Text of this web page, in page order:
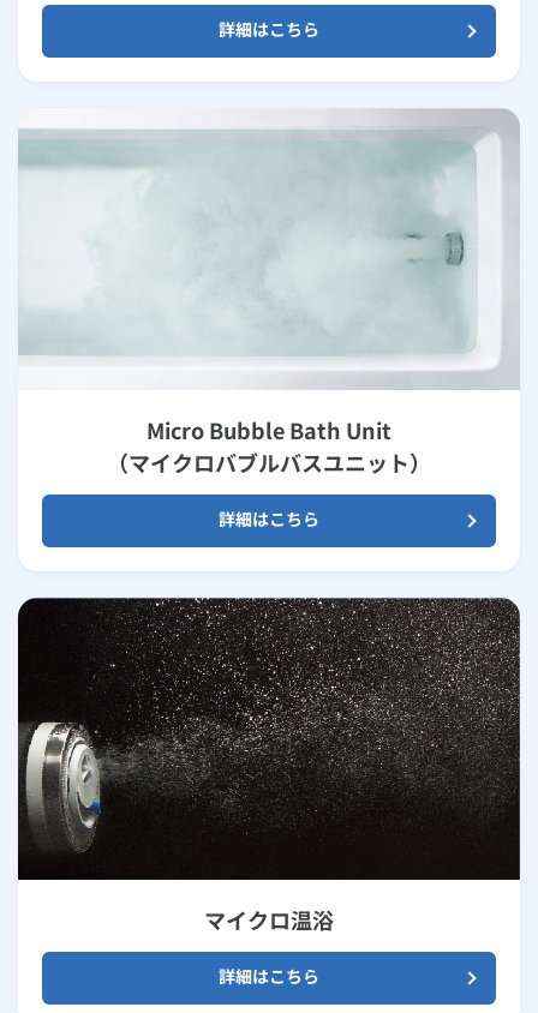
詳細はこちら
Micro Bubble Bath Unit
（マイクロバブルバスユニット）
詳細はこちら
マイクロ温浴
詳細はこちら